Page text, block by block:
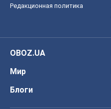
Редакционная политика
OBOZ.UA
Мир
Блоги